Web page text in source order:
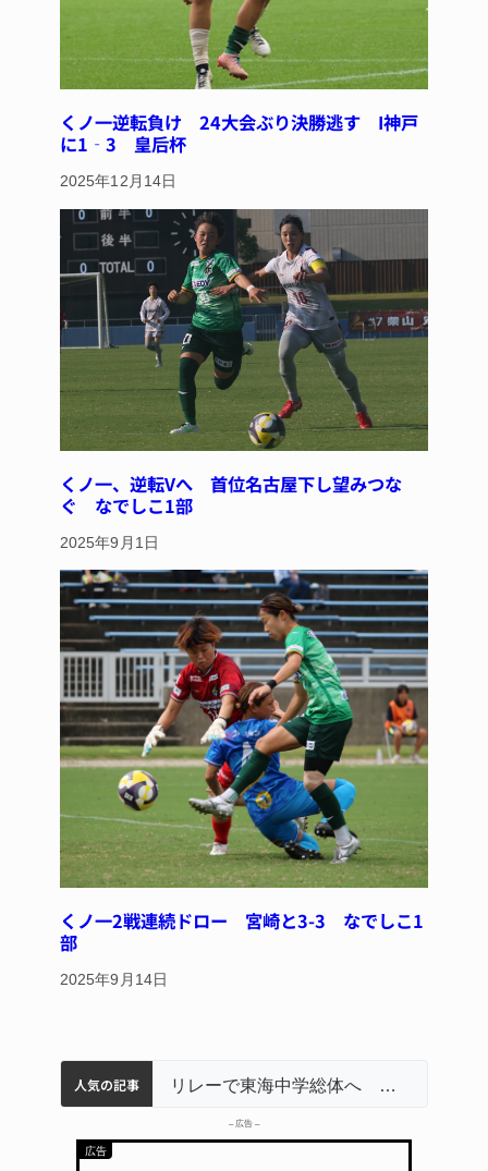
くノ一逆転負け 24大会ぶり決勝逃す I神戸
に1‐3 皇后杯
2025年12月14日
くノ一、逆転Vへ 首位名古屋下し望みつな
ぐ なでしこ1部
2025年9月1日
くノ一2戦連続ドロー 宮崎と3-3 なでしこ1
部
2025年9月14日
人気の記事
中学校の陶壁モニュメント 地元建設会社がボランティアで清掃 伊賀
名張市立病院のDMAT、熊本地震の被災地へ 能登以来3回目の派遣
【インターハイ⑨】ソフトテニス ミス減らし上位狙う 近大高専 リレーで東海中学総体へ 伊賀・名張
– 広告 –